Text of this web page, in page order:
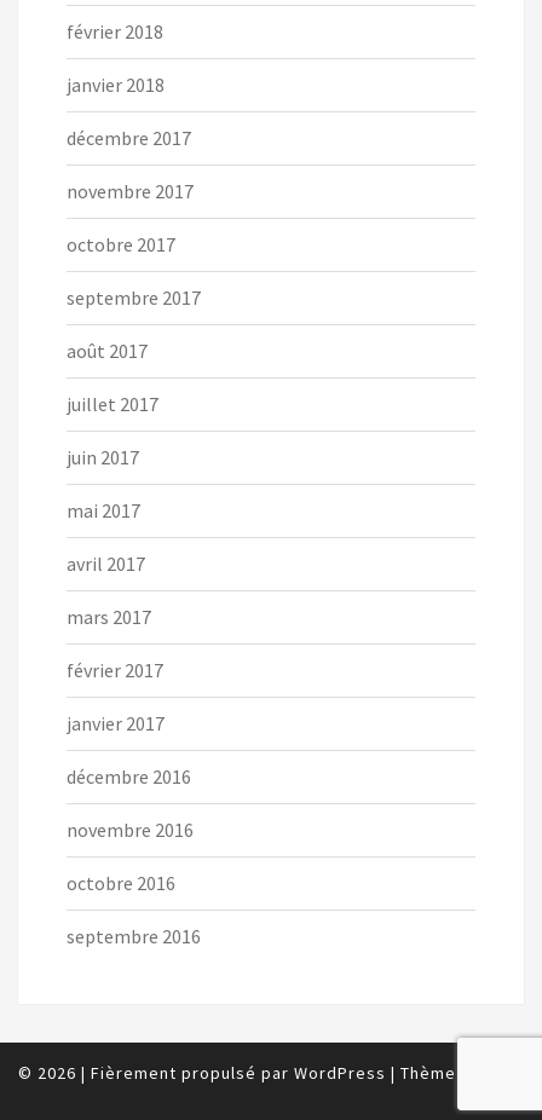
février 2018
janvier 2018
décembre 2017
novembre 2017
octobre 2017
septembre 2017
août 2017
juillet 2017
juin 2017
mai 2017
avril 2017
mars 2017
février 2017
janvier 2017
décembre 2016
novembre 2016
octobre 2016
septembre 2016
© 2026 | Fièrement propulsé par WordPress | Thème :